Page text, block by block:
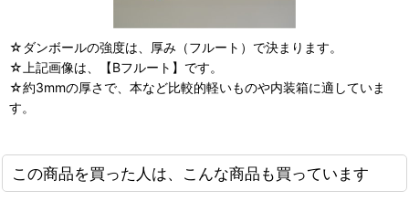
☆ダンボールの強度は、厚み（フルート）で決まります。
☆上記画像は、【Bフルート】です。
☆約3mmの厚さで、本など比較的軽いものや内装箱に適していま
す。
この商品を買った人は、こんな商品も買っています